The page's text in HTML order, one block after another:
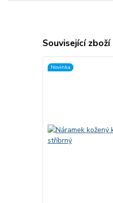
Související zboží
Novinka